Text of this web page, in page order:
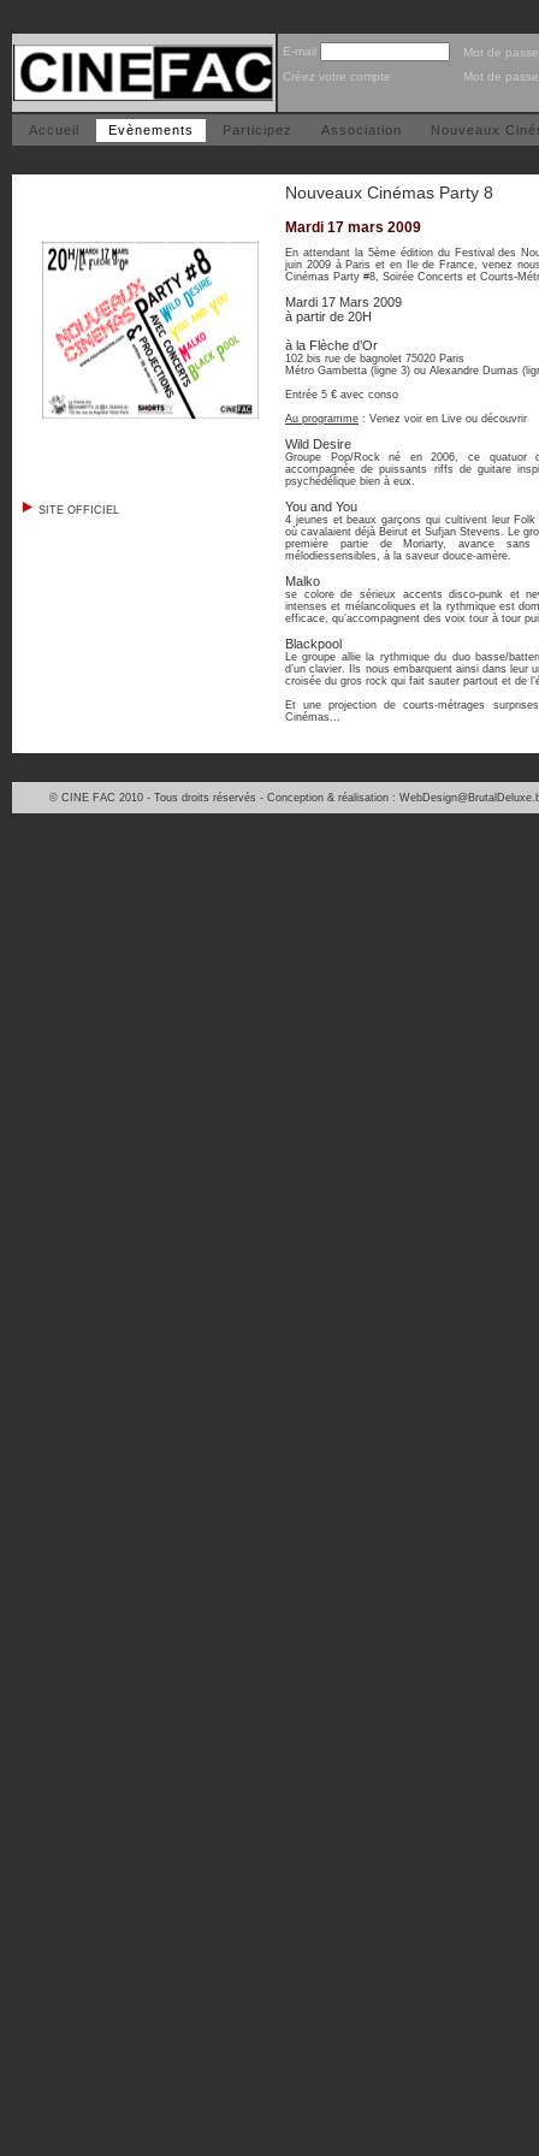
E-mail
Mot de passe
Créez votre compte
Mot de
Accueil Evènements Participez Association Nouveaux
SITE OFFICIEL
Nouveaux Cinémas Party 8
Mardi 17 mars 2009
En attendant la 5ème édition du Festival des
juin 2009 à Paris et en Ile de France, venez
Cinémas Party #8, Soirée Concerts et Courts-
Mardi 17 Mars 2009
à partir de 20H
à la Flèche d’Or
102 bis rue de bagnolet 75020 Paris
Métro Gambetta (ligne 3) ou Alexandre Dumas
Entrée 5 € avec conso
Au programme : Venez voir en Live ou découvrir
Wild Desire
Groupe Pop/Rock né en 2006, ce quatuor
accompagnée de puissants riffs de guitare
psychédélique bien à eux.
You and You
4 jeunes et beaux garçons qui cultivent leur
où cavalaient déjà Beirut et Sufjan Stevens. Le
première partie de Moriarty, avance
mélodiessensibles, à la saveur douce-​amère.
Malko
se colore de sérieux accents disco-punk et
intenses et mélancoliques et la rythmique est
efficace, qu’accompagnent des voix tour à tour
Blackpool
Le groupe allie la rythmique du duo basse/
d’un clavier. Ils nous embarquent ainsi dans leur
croisée du gros rock qui fait sauter partout et de
Et une projection de courts-métrages
Cinémas...
© CINE FAC 2010 - Tous droits réservés - Conception & réalisation :